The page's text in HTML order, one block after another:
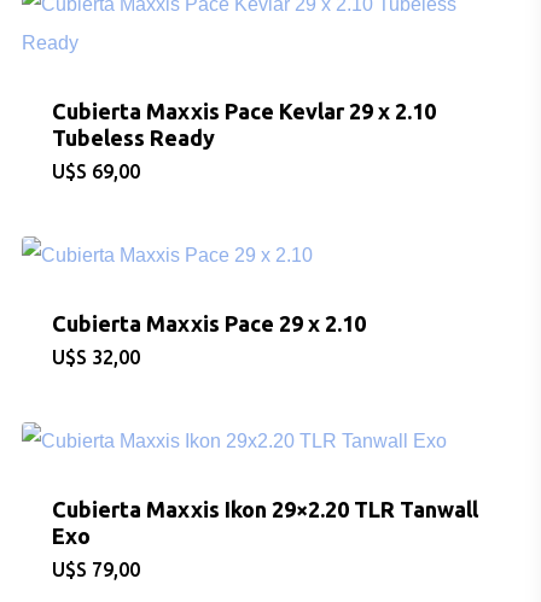
Cubierta Maxxis Pace Kevlar 29 x 2.10
Tubeless Ready
$ 69,00
Cubierta Maxxis Pace 29 x 2.10
$ 32,00
Cubierta Maxxis Ikon 29×2.20 TLR Tanwall
Exo
$ 79,00